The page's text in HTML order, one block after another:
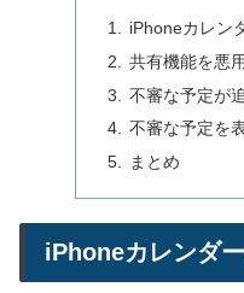
iPhoneカレン
共有機能を悪
不審な予定が
不審な予定を
まとめ
iPhoneカレンダ